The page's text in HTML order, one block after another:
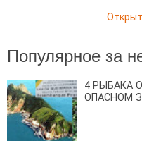
Популярное за
4 РЫБАКА
ОПАСНОМ